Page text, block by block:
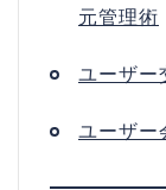
元管理術
ユーザー
ユーザー